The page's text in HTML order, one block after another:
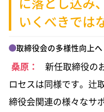
いくべきでは
取締役会の多様性向上へ
桑原：
新任取締役の
ロセスは同様です。辻
締役会関連の様々なサ